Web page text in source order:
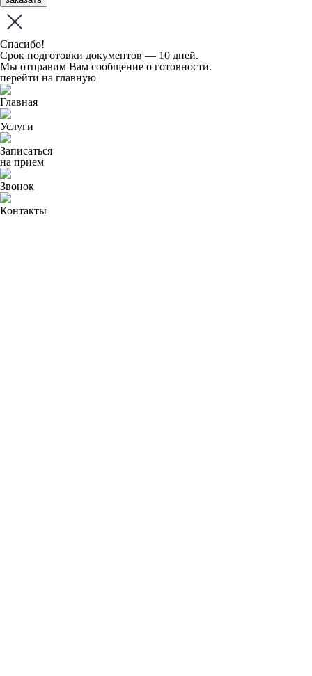
Спасибо!
Срок подготовки документов — 10 дней.
Мы отправим Вам сообщение о готовности.
перейти на главную
Главная
Услуги
Записаться
на прием
Звонок
Контакты